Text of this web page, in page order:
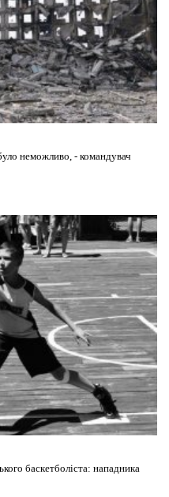
неможливо, - командувач
баскетболіста: нападника